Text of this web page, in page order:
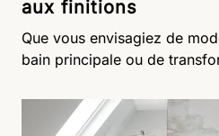
grandiose.
aux finitions
Que vous envisagiez de
bain principale ou de
disposition une multitude
naissance à la pièce de vos